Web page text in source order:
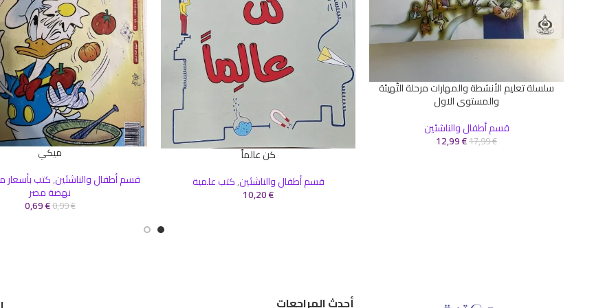
إضافة إلى السلة
سلسلة تعليم الأنشطة والمهارات مرحلة التّهيئة
والمستوى الاول
قسم أطفال والناشئين
17,99€
12,99€
كن عالماً
قسم أطفال والناشئين,كتب علمية
10,20€
ميكي
قسم أطفال والناشئين,كتب
نهضة مصر
0,99€
0,69€
أحدث المراجعات